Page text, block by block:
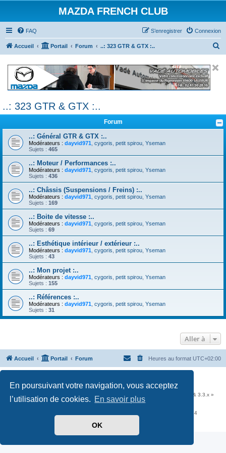
En poursuivant votre navigation, vous acceptez
l’utilisation de cookies. En savoir plus
OK
MAZDA FRENCH CLUB
FAQ Connexion
S’enregistrer
Accueil Portail Forum ..: 323 GTR & GTX :..
c
h
r
..: 323 GTR & GTX :..
Forum
..: Général GTR & GTX :..
Modérateurs : dayvid971 cygoris petit spirou Yseman
Sujets : 465
..: Moteur / Performances :..
Modérateurs : dayvid971 cygoris petit spirou Yseman
Sujets : 436
..: Châssis (Suspensions / Freins) :..
Modérateurs : dayvid971 cygoris petit spirou Yseman
Sujets : 169
..: Boite de vitesse :..
Modérateurs : dayvid971 cygoris petit spirou Yseman
Sujets : 69
..: Esthétique intérieur / extérieur :..
Modérateurs : dayvid971 cygoris petit spirou Yseman
Sujets : 43
..: Mon projet :..
Modérateurs : dayvid971 cygoris petit spirou Yseman
Sujets : 155
..: Références :..
Modérateurs : dayvid971 cygoris petit spirou Yseman
Sujets : 31
Aller à
Accueil Portail Forum Heures au format UTC+02:00
Traduit parphpBB-fr.com
: « Traductions d'extensions & styles pour phpBB 3.2.x & 3.3.x »
Forum hébergé par les services d’Infomaniak Network SA
Avenue de la Praille, 26 - 1227 Carouge - Suisse - tél +41 22 820 35 44
Confidentialité